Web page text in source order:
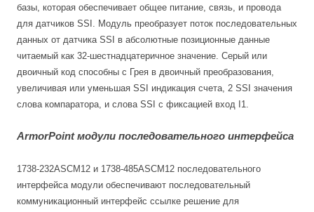
базы, которая обеспечивает общее питание, связь, и провода
для датчиков SSI. Модуль преобразует поток последовательных
данных от датчика SSI в абсолютные позиционные данные
читаемый как 32-шестнадцатеричное значение. Серый или
двоичный код способны с Грея в двоичный преобразования,
увеличивая или уменьшая SSI индикация счета, 2 SSI значения
слова компаратора, и слова SSI с фиксацией вход I1.
ArmorPoint модули последовательного интерфейса
1738-232ASCM12 и 1738-485ASCM12 последовательного
интерфейса модули обеспечивают последовательный
коммуникационный интерфейс ссылке решение для